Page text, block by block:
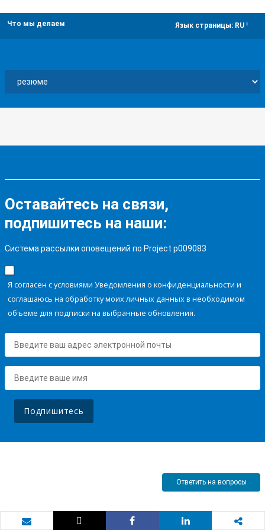
Что мы делаем Язык страницы: RU
Оставайтесь на связи,
подпишитесь на наши:
Система рассылки оповещений по Project p009083
Я согласен с условиями Уведомления о конфиденциальности и
соглашаюсь на обработку моих личных данных в необходимом
объеме для подписки на выбранные обновления.
Подпишитесь
Ответить на вопросы